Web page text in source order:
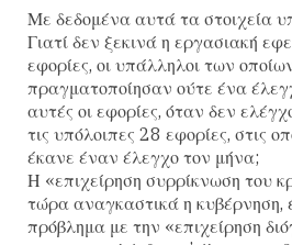
Με δεδομένα αυτά τα στοιχεία
Γιατί δεν ξεκινά η εργασιακή
εφορίες, οι υπάλληλοι των
πραγματοποίησαν ούτε ένα
αυτές οι εφορίες, όταν δεν
τις υπόλοιπες 28 εφορίες, στις
έκανε έναν έλεγχο τον μήνα;
Η «επιχείρηση συρρίκνωση του
τώρα αναγκαστικά η κυβέρνηση,
πρόβλημα με την «επιχείρηση